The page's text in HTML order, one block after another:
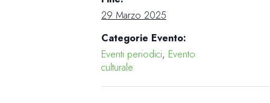
29 Marzo 2025
Categorie Evento:
Eventi periodici, Evento
culturale